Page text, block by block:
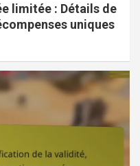
limitée : Détails de
uniques